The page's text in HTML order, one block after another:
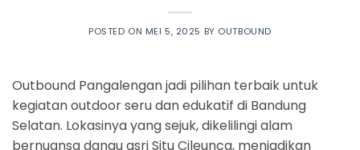
POSTED ON MEI 5, 2025 BY OUTBOUND
Outbound Pangalengan jadi pilihan terbaik untuk
kegiatan outdoor seru dan edukatif di Bandung
Selatan. Lokasinya yang sejuk, dikelilingi alam
bernuansa danau asri Situ Cileunca, menjadikan